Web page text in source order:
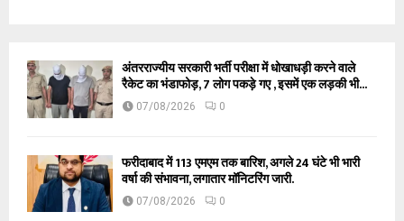
अंतरराज्यीय सरकारी भर्ती परीक्षा में धोखाधड़ी करने वाले
रैकेट का भंडाफोड़, 7 लोग पकड़े गए , इसमें एक लड़की भी...
07/08/2026 0
फरीदाबाद में 113 एमएम तक बारिश, अगले 24 घंटे भी भारी
वर्षा की संभावना, लगातार मॉनिटरिंग जारी.
07/08/2026 0